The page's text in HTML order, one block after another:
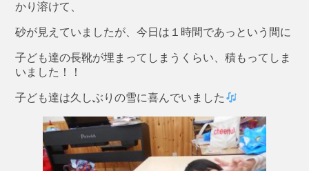
かり溶けて、
砂が見えていましたが、今日は１時間であっという間に
子ども達の長靴が埋まってしまうくらい、積もってしま
いました！！
子ども達は久しぶりの雪に喜んでいました